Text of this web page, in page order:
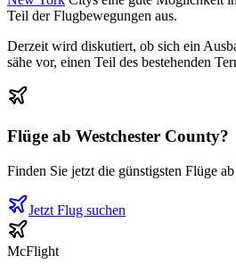
Teil der Flugbewegungen aus.
Derzeit wird diskutiert, ob sich ein
sähe vor, einen Teil des bestehenden
Flüge ab Westchester County?
Finden Sie jetzt die günstigsten Flüge ab
Jetzt Flug suchen
McFlight